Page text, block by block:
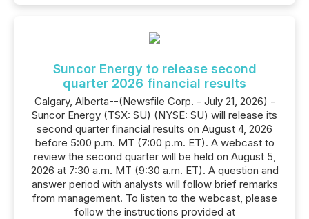
Suncor Energy to release second
quarter 2026 financial results
Calgary, Alberta--(Newsfile Corp. - July 21, 2026) -
Suncor Energy (TSX: SU) (NYSE: SU) will release its
second quarter financial results on August 4, 2026
before 5:00 p.m. MT (7:00 p.m. ET). A webcast to
review the second quarter will be held on August 5,
2026 at 7:30 a.m. MT (9:30 a.m. ET). A question and
answer period with analysts will follow brief remarks
from management. To listen to the webcast, please
follow the instructions provided at